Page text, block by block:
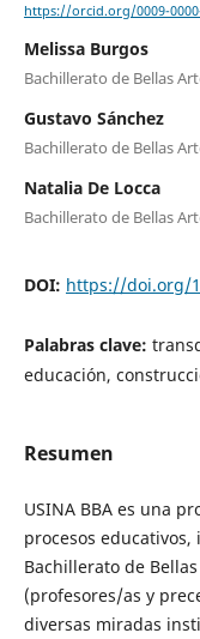
https://orcid.org/0009-
Melissa Burgos
Bachillerato de Bellas
Gustavo Sánchez
Bachillerato de Bellas
Natalia De Locca
Bachillerato de Bellas
DOI: https://doi.org/
Palabras clave:
educación,
Resumen
USINA BBA es una
procesos
Bachillerato de
(profesores/as y
diversas miradas